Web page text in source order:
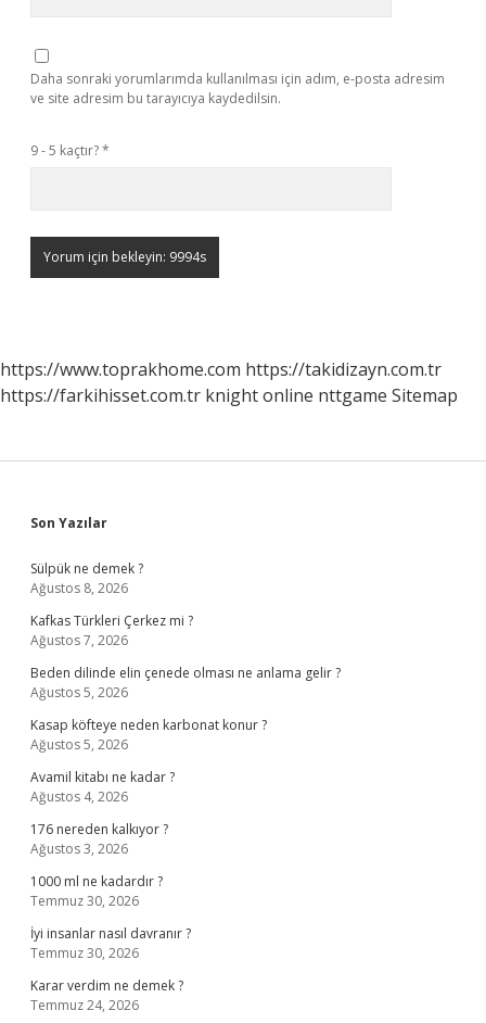
Daha sonraki yorumlarımda kullanılması için adım, e-posta adresim
ve site adresim bu tarayıcıya kaydedilsin.
9 - 5 kaçtır?*
https://www.toprakhome.com https://takidizayn.com.tr
https://farkihisset.com.tr knight online nttgame Sitemap
Sidebar
Son Yazılar
Sülpük ne demek ?
Ağustos 8, 2026
Kafkas Türkleri Çerkez mi ?
Ağustos 7, 2026
Beden dilinde elin çenede olması ne anlama gelir ?
Ağustos 5, 2026
Kasap köfteye neden karbonat konur ?
Ağustos 5, 2026
Avamil kitabı ne kadar ?
Ağustos 4, 2026
176 nereden kalkıyor ?
Ağustos 3, 2026
1000 ml ne kadardır ?
Temmuz 30, 2026
İyi insanlar nasıl davranır ?
Temmuz 30, 2026
Karar verdim ne demek ?
Temmuz 24, 2026